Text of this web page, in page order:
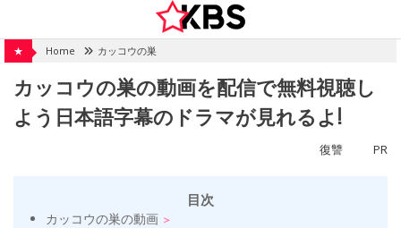
content
★ Home カッコウの巣
カッコウの巣の動画を配信で無料視聴し
よう日本語字幕のドラマが見れるよ!
復讐 PR
目次
カッコウの巣の動画